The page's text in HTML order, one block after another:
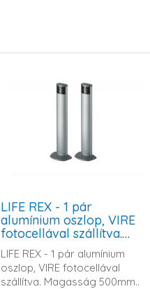
LIFE REX - 1 pár
alumínium oszlop, VIRE
fotocellával szállítva.
Magasság 500mm
LIFE REX - 1 pár alumínium
oszlop, VIRE fotocellával
szállítva. Magasság 500mm..